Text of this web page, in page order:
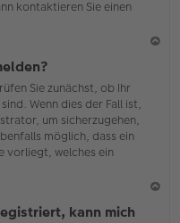
kontaktieren Sie einen
Sie zunächst, ob Ihr
Wenn dies der Fall ist,
um sicherzugehen,
möglich, dass ein
vorliegt, welches ein
kann mich